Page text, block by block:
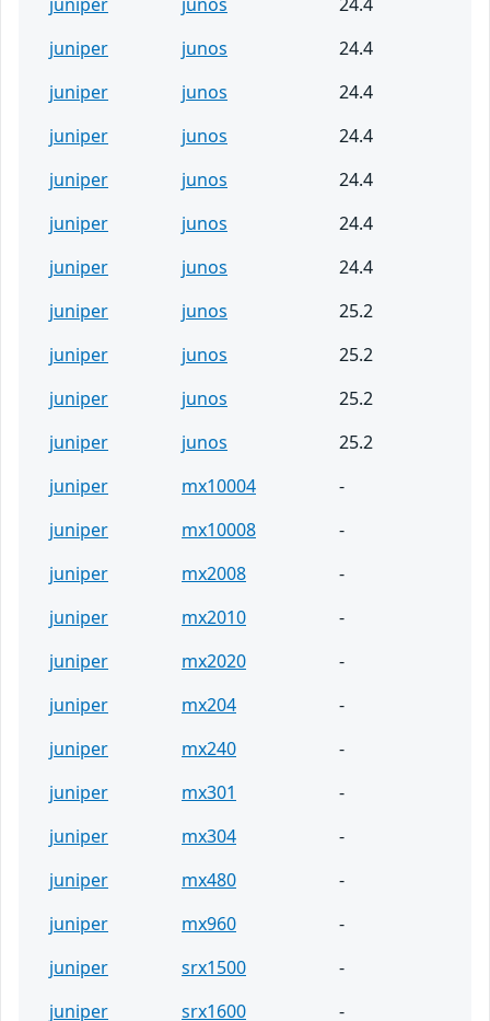
juniper
junos
24.4
juniper
junos
24.4
juniper
junos
24.4
juniper
junos
24.4
juniper
junos
24.4
juniper
junos
24.4
juniper
junos
25.2
juniper
junos
25.2
juniper
junos
25.2
juniper
junos
25.2
juniper
mx10004
-
juniper
mx10008
-
juniper
mx2008
-
juniper
mx2010
-
juniper
mx2020
-
juniper
mx204
-
juniper
mx240
-
juniper
mx301
-
juniper
mx304
-
juniper
mx480
-
juniper
mx960
-
juniper
srx1500
-
juniper
srx1600
-